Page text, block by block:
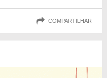
COMPARTILHAR